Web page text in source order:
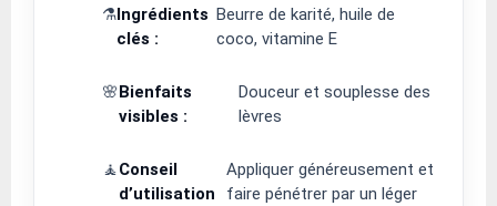
⚗️Ingrédients
clés :
Beurre de karité, huile de
coco, vitamine E
🌸Bienfaits
visibles :
Douceur et souplesse des
lèvres
🧘Conseil
d’utilisation
Appliquer généreusement et
faire pénétrer par un léger